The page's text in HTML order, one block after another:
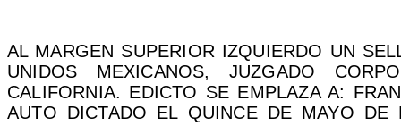
AL MARGEN SUPERIOR IZQUIERDO UN
UNIDOS MEXICANOS, JUZGADO
CALIFORNIA. EDICTO SE EMPLAZA A:
AUTO DICTADO EL QUINCE DE MAYO